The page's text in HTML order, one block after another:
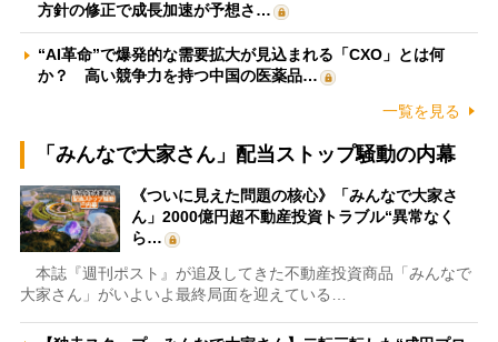
方針の修正で成長加速が予想さ…
“AI革命”で爆発的な需要拡大が見込まれる「CXO」とは何
か？ 高い競争力を持つ中国の医薬品…
一覧を見る
「みんなで大家さん」配当ストップ騒動の内幕
《ついに見えた問題の核心》「みんなで大家さ
ん」2000億円超不動産投資トラブル“異常なく
ら…
本誌『週刊ポスト』が追及してきた不動産投資商品「みんなで
大家さん」がいよいよ最終局面を迎えている…